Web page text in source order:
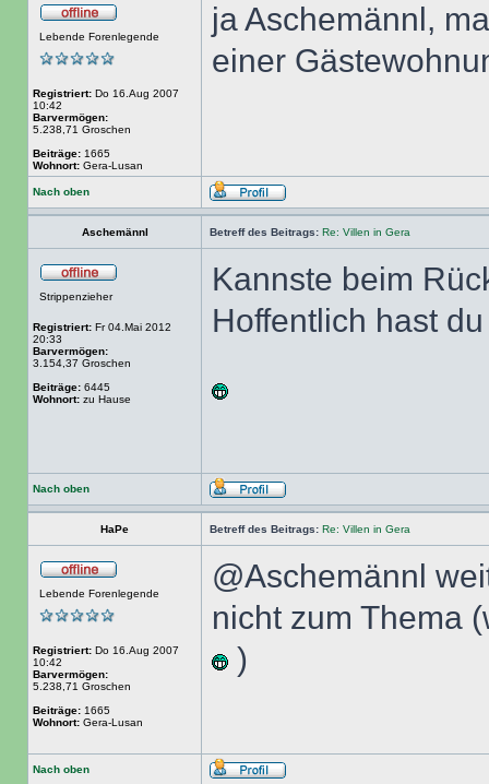
Lebende Forenlegende
Registriert: Do 16.Aug 2007
10:42
Barvermögen:
5.238,71 Groschen
Beiträge: 1665
Wohnort: Gera-Lusan
ja Aschemännl,
einer
Nach oben
Aschemännl Betreff des Beitrags: Re: Villen in Gera
Strippenzieher
Registriert: Fr 04.Mai 2012
20:33
Barvermögen:
3.154,37 Groschen
Beiträge: 6445
Wohnort: zu Hause
Kannste beim
Hoffentlich hast
Nach oben
HaPe Betreff des Beitrags: Re: Villen in Gera
Lebende Forenlegende
Registriert: Do 16.Aug 2007
10:42
Barvermögen:
5.238,71 Groschen
Beiträge: 1665
Wohnort: Gera-Lusan
@Aschemännl
nicht zum Thema
)
Nach oben